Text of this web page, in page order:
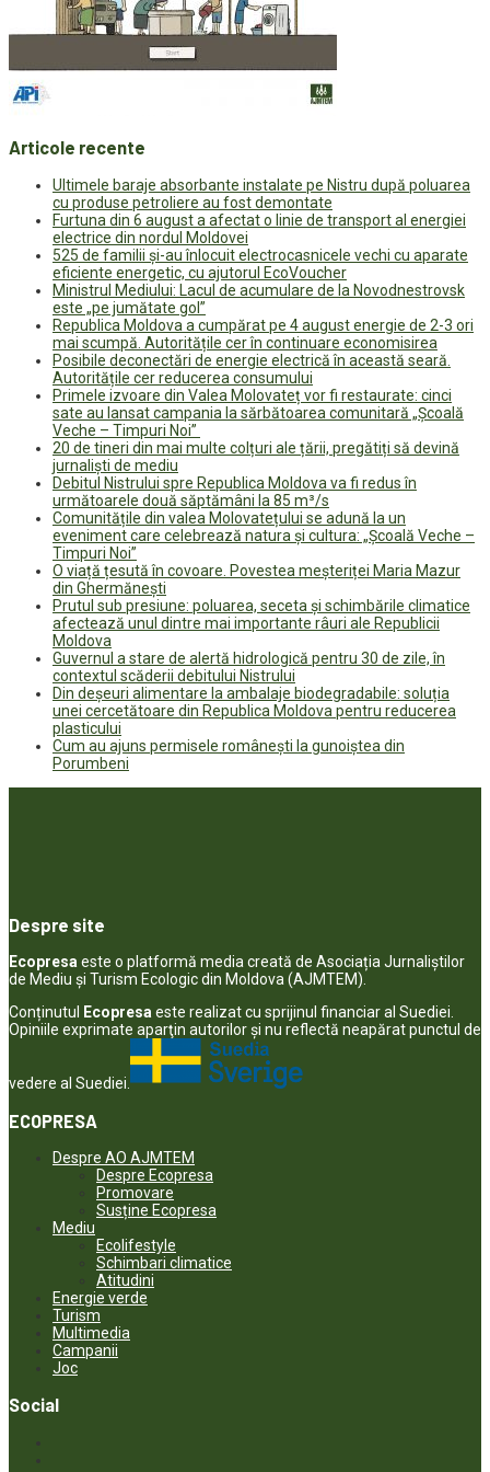
Articole recente
Ultimele baraje absorbante instalate pe Nistru după poluarea
cu produse petroliere au fost demontate
Furtuna din 6 august a afectat o linie de transport al energiei
electrice din nordul Moldovei
525 de familii și-au înlocuit electrocasnicele vechi cu aparate
eficiente energetic, cu ajutorul EcoVoucher
Ministrul Mediului: Lacul de acumulare de la Novodnestrovsk
este „pe jumătate gol”
Republica Moldova a cumpărat pe 4 august energie de 2-3 ori
mai scumpă. Autoritățile cer în continuare economisirea
Posibile deconectări de energie electrică în această seară.
Autoritățile cer reducerea consumului
Primele izvoare din Valea Molovateț vor fi restaurate: cinci
sate au lansat campania la sărbătoarea comunitară „Școală
Veche – Timpuri Noi”
20 de tineri din mai multe colțuri ale țării, pregătiți să devină
jurnaliști de mediu
Debitul Nistrului spre Republica Moldova va fi redus în
următoarele două săptămâni la 85 m³/s
Comunitățile din valea Molovatețului se adună la un
eveniment care celebrează natura și cultura: „Școală Veche –
Timpuri Noi”
O viață țesută în covoare. Povestea meșteriței Maria Mazur
din Ghermănești
Prutul sub presiune: poluarea, seceta și schimbările climatice
afectează unul dintre mai importante râuri ale Republicii
Moldova
Guvernul a stare de alertă hidrologică pentru 30 de zile, în
contextul scăderii debitului Nistrului
Din deșeuri alimentare la ambalaje biodegradabile: soluția
unei cercetătoare din Republica Moldova pentru reducerea
plasticului
Cum au ajuns permisele românești la gunoiștea din
Porumbeni
Despre site
Ecopresaeste o platformă media creată de Asociația Jurnaliștilor
de Mediu și Turism Ecologic din Moldova (AJMTEM).
Conținutul
Ecopresaeste realizat cu sprijinul financiar al Suediei.
Opiniile exprimate aparţin autorilor şi nu reflectă neapărat punctul de
vedere al Suediei.
ECOPRESA
Despre AO AJMTEM
Despre Ecopresa
Promovare
Susține Ecopresa
Mediu
Ecolifestyle
Schimbari climatice
Atitudini
Energie verde
Turism
Multimedia
Campanii
Joc
Social